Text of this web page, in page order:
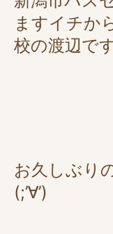
ますイチか
校の渡辺で
お久しぶり
(;’∀’)